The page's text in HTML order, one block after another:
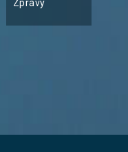
Zprávy